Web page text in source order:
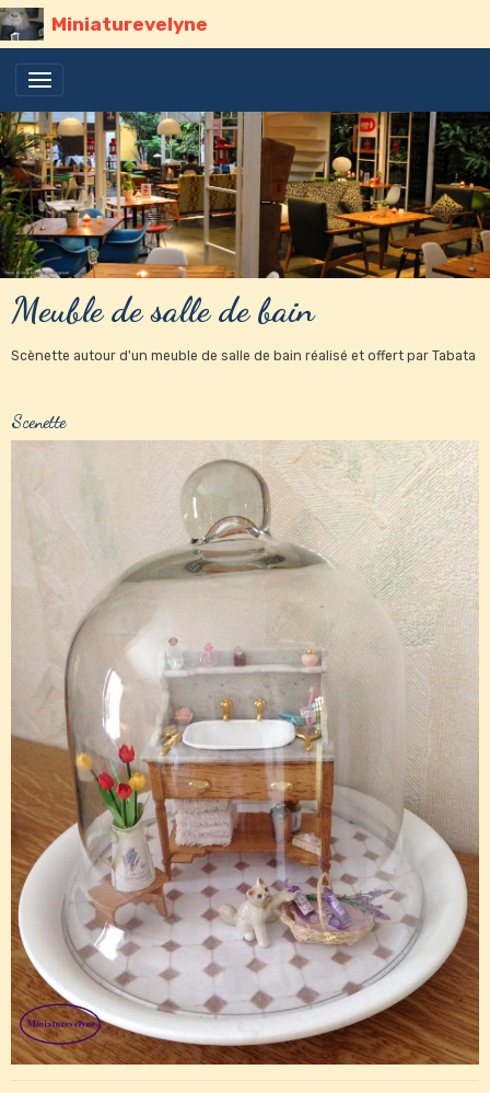
Miniaturevelyne
Meuble de salle de bain
Scènette autour d'un meuble de salle de bain réalisé et offert par Tabata
Scenette